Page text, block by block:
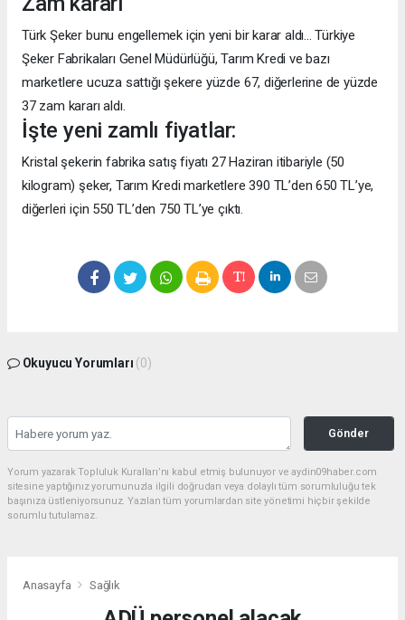
Türk Şeker bunu engellemek için yeni bir karar aldı... Türkiye
Şeker Fabrikaları Genel Müdürlüğü, Tarım Kredi ve bazı
marketlere ucuza sattığı şekere yüzde 67, diğerlerine de yüzde
37 zam kararı aldı.
İşte yeni zamlı fiyatlar:
Kristal şekerin fabrika satış fiyatı 27 Haziran itibariyle (50
kilogram) şeker, Tarım Kredi marketlere 390 TL’den 650 TL’ye,
diğerleri için 550 TL’den 750 TL’ye çıktı.
Okuyucu Yorumları (0)
Gönder
Yorum yazarak Topluluk Kuralları’nı kabul etmiş bulunuyor ve aydin09haber.com
sitesine yaptığınız yorumunuzla ilgili doğrudan veya dolaylı tüm sorumluluğu tek
başınıza üstleniyorsunuz. Yazılan tüm yorumlardan site yönetimi hiçbir şekilde
sorumlu tutulamaz.
Anasayfa Sağlık